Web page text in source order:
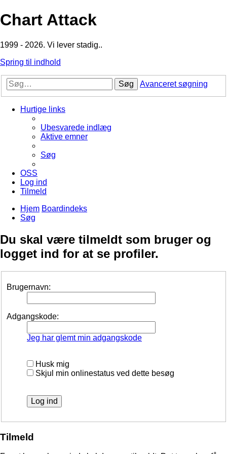
Chart Attack
1999 - 2026. Vi lever stadig..
Spring til indhold
Søg Avanceret søgning
Hurtige links
Ubesvarede indlæg
Aktive emner
Søg
OSS
Log ind
Tilmeld
Hjem Boardindeks
Søg
Du skal være tilmeldt som bruger og
logget ind for at se profiler.
Brugernavn:
Adgangskode:
Jeg har glemt min adgangskode
Husk mig
Skjul min onlinestatus ved dette besøg
Tilmeld